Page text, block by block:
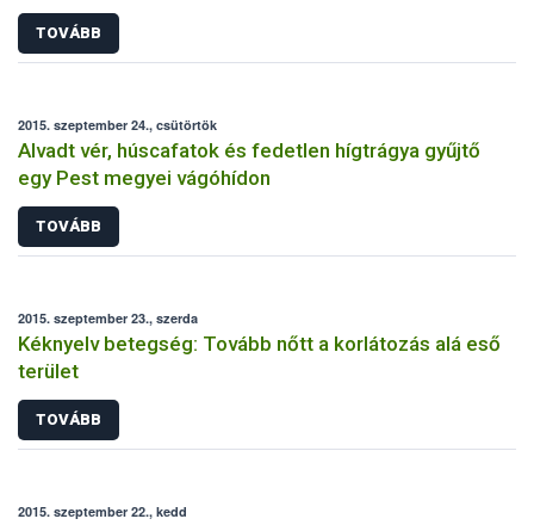
TOVÁBB
2015. szeptember 24., csütörtök
Alvadt vér, húscafatok és fedetlen hígtrágya gyűjtő
egy Pest megyei vágóhídon
TOVÁBB
2015. szeptember 23., szerda
Kéknyelv betegség: Tovább nőtt a korlátozás alá eső
terület
TOVÁBB
2015. szeptember 22., kedd